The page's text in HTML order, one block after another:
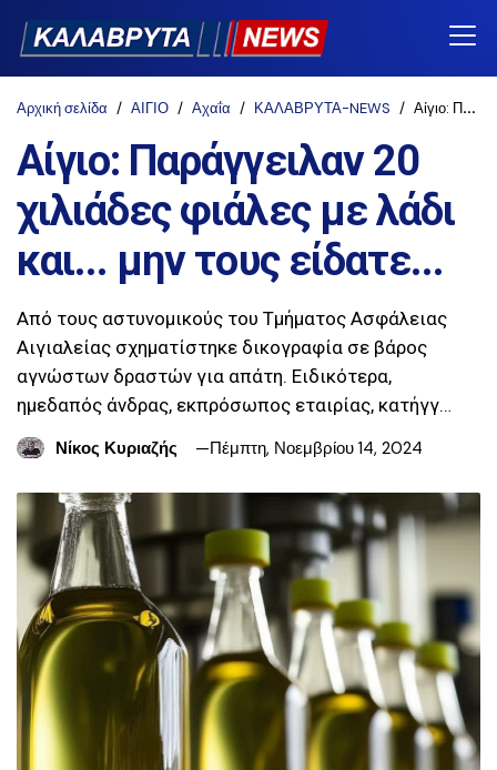
Αρχική σελίδα ΑΙΓΙΟ Αχαΐα ΚΑΛΑΒΡΥΤΑ-NEWS Αίγιο: Παράγγειλαν 20 χιλιάδες φιάλες με λάδι και... μην τους είδατε...
Αίγιο: Παράγγειλαν 20
χιλιάδες φιάλες με λάδι
και... μην τους είδατε...
Από τους αστυνομικούς του Τμήματος Ασφάλειας
Αιγιαλείας σχηματίστηκε δικογραφία σε βάρος
αγνώστων δραστών για απάτη. Ειδικότερα,
ημεδαπός άνδρας, εκπρόσωπος εταιρίας, κατήγγ…
Νίκος Κυριαζής
Πέμπτη, Νοεμβρίου 14, 2024